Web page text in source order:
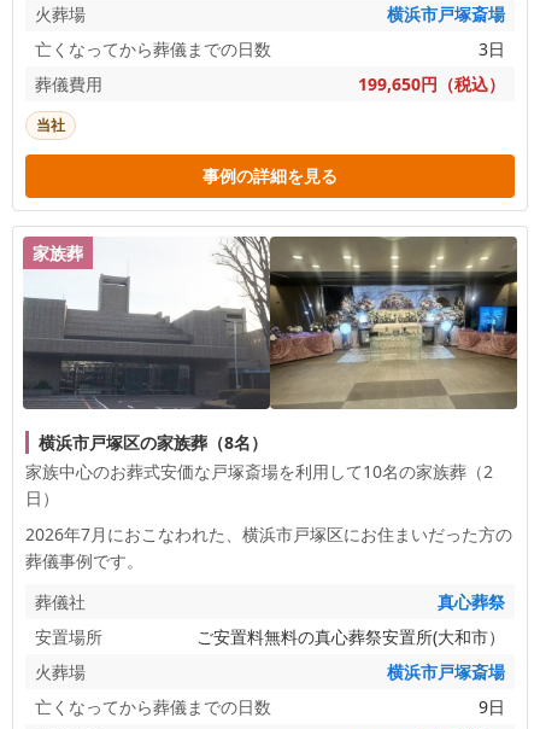
火葬場
横浜市戸塚斎場
亡くなってから葬儀までの日数
3日
葬儀費用
199,650円（税込）
当社
事例の詳細を見る
家族葬
横浜市戸塚区の家族葬（8名）
家族中心のお葬式安価な戸塚斎場を利用して10名の家族葬（2
日）
2026年7月におこなわれた、 横浜市戸塚区にお住まいだった方の
葬儀事例です。
葬儀社
真心葬祭
安置場所
ご安置料無料の真心葬祭安置所(大和市）
火葬場
横浜市戸塚斎場
亡くなってから葬儀までの日数
9日